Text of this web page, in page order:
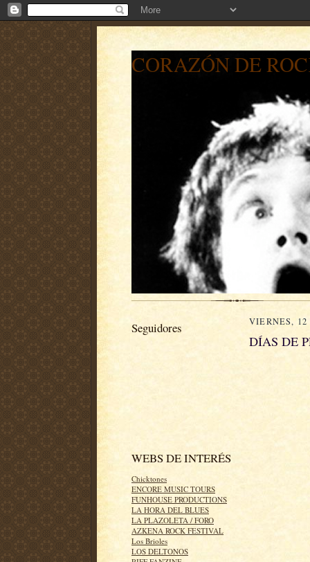
CORAZÓN DE
Seguidores
WEBS DE INTERÉS
Chicktones
ENCORE MUSIC TOURS
FUNHOUSE PRODUCTIONS
LA HORA DEL BLUES
LA PLAZOLETA / FORO
AZKENA ROCK FESTIVAL
Los Brioles
LOS DELTONOS
VIERNES, 12
DÍAS DE